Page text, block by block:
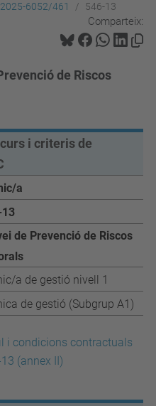
2025-6052/461
546-13
Comparteix:
de Riscos
i criteris de
a
de Prevenció de Riscos
a de gestió nivell 1
de gestió (Subgrup A1)
i condicions contractuals
(annex II)